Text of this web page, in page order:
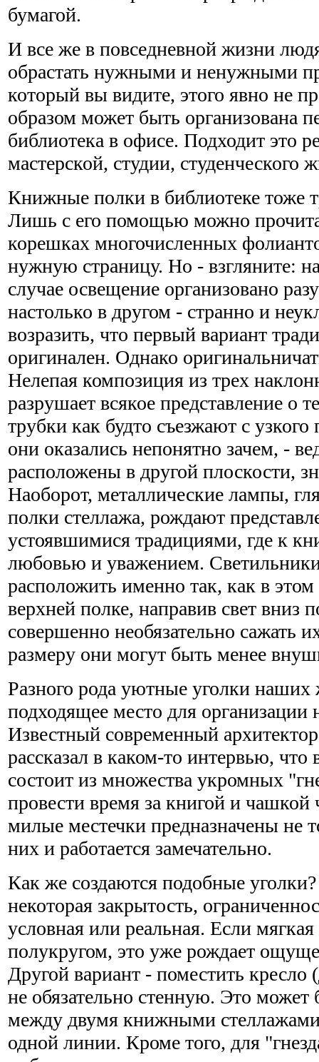
бумагой.
И все же в повседневной жизни
обрастать нужными и ненужными
который вы видите, этого явно не
образом может быть организована
библиотека в офисе. Подходит это
мастерской, студии, студенческого
Книжные полки в библиотеке тоже
Лишь с его помощью можно
корешках многочисленных
нужную страницу. Но - взгляните:
случае освещение организовано
настолько в другом - странно и
возразить, что первый вариант
оригинален. Однако
Нелепая композиция из трех
разрушает всякое представление о
трубки как будто съезжают с
они оказались непонятно зачем, -
расположены в другой плоскости,
Наоборот, металлические лампы,
полки стеллажа, рождают
устоявшимися традициями, где к
любовью и уважением.
расположить именно так, как в
верхней полке, направив свет вниз
совершенно необязательно сажать
размеру они могут быть менее
Разного рода уютные уголки
подходящее место для организации
Известный современный
рассказал в каком-то интервью,
состоит из множества укромных
провести время за книгой и чашкой
милые местечки предназначены не
них и работается замечательно.
Как же создаются подобные
некоторая закрытость,
условная или реальная. Если
полукругом, это уже рождает
Другой вариант - поместить
не обязательно стенную. Это
между двумя книжными
одной линии. Кроме того, для